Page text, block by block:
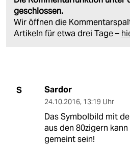
geschlossen.
Wir öffnen die
Artikeln für etwa drei Tage –
S Sardor
24.10.2016, 13:19 Uhr
Das Symbolbild mit
aus den 80zigern
gemeint sein!